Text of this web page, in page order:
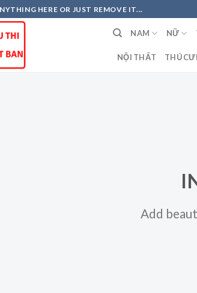
HERE OR JUST REMOVE IT...
NAM NỮ
NỘI THẤT THÚ
Add